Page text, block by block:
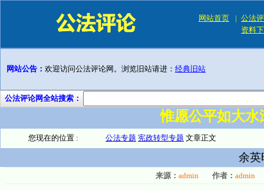
网站首页 | 公法
资料
网站公告： 欢迎访问公法评论网。浏览旧站请进： 经典旧站
公法评论网全站搜索：
惟愿公平如大
您现在的位置 : 公法专题 宪政转型专题 文章正文
余英
来源： admin 作者： admin